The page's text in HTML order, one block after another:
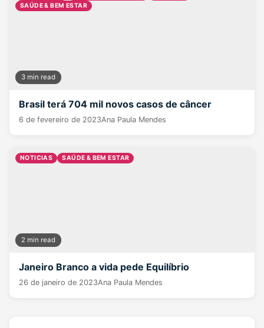
3 min read
SAÚDE & BEM ESTAR
Brasil terá 704 mil novos casos de câncer
6 de fevereiro de 2023Ana Paula Mendes
2 min read
NOTICIAS SAÚDE & BEM ESTAR
Janeiro Branco a vida pede Equilíbrio
26 de janeiro de 2023Ana Paula Mendes